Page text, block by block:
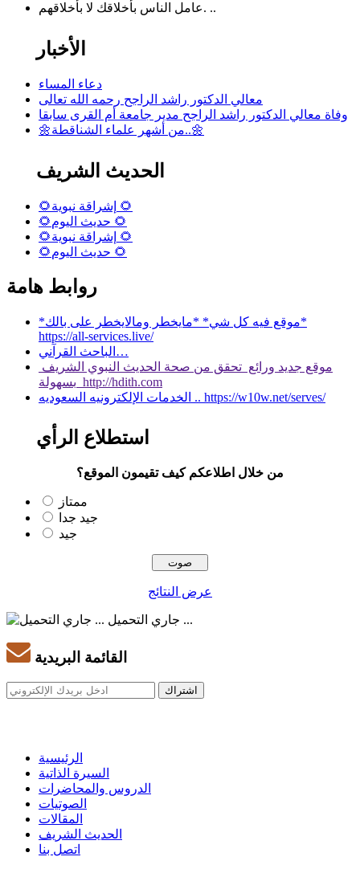
عامل الناس بأخلاقك لا بأخلاقهم. ..
الأخبار
دعاء المساء
معالي الدكتور راشد الراجح رحمه الله تعالى
وفاة معالي الدكتور راشد الراجح مدير جامعة أم القرى سابقا
🌼من أشهر علماء الشناقطة..🌼
الحديث الشريف
🌻إشراقة نبوية 🌻
🌻حديث اليوم 🌻
🌻إشراقة نبوية 🌻
🌻حديث اليوم 🌻
روابط هامة
*موقع فيه كل شي* *مايخطر ومالايخطر على بالك*
https://all-services.live/
الباحث القرآني…
موقع جديد ورائع تحقق من صحة الحديث النبوي الشريف
بسهولة http://hdith.com
الخدمات الإلكترونيه السعوديه .. https://w10w.net/serves/
استطلاع الرأي
من خلال اطلاعكم كيف تقيمون الموقع؟
ممتاز
جيد جدا
جيد
عرض النتائج
جاري التحميل ...
القائمة البريدية
الرئيسية
السيرة الذاتية
الدروس والمحاضرات
الصوتيات
المقالات
الحديث الشريف
اتصل بنا